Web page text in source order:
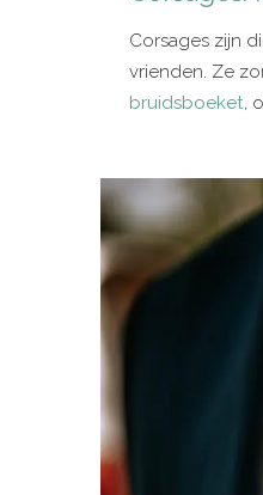
Corsages zijn
vrienden. Ze
bruidsboeket,